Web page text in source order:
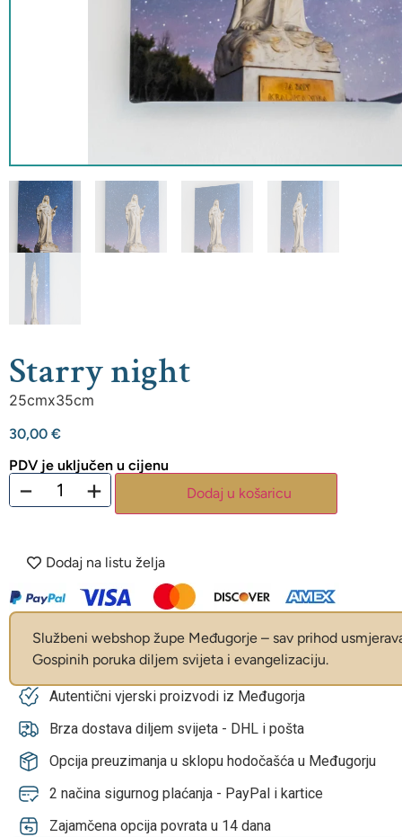
Starry night
25cmx35cm
30,00 €
PDV je uključen u cijenu
− + Dodaj u košaricu
Dodaj na listu želja
Službeni webshop župe Međugorje – sav prihod
Gospinih poruka diljem svijeta i evangelizaciju.
Autentični vjerski proizvodi iz Međugorja
Brza dostava diljem svijeta - DHL i pošta
Opcija preuzimanja u sklopu hodočašća u Međugorju
2 načina sigurnog plaćanja - PayPal i kartice
Zajamčena opcija povrata u 14 dana